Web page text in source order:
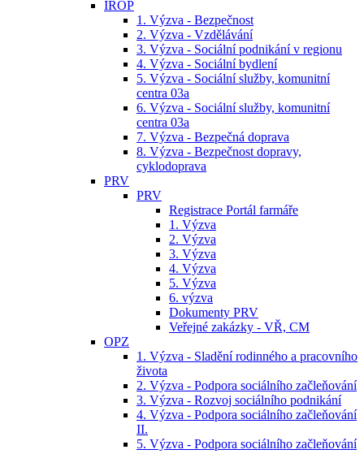
IROP
1. Výzva - Bezpečnost
2. Výzva - Vzdělávání
3. Výzva - Sociální podnikání v regionu
4. Výzva - Sociální bydlení
5. Výzva - Sociální služby, komunitní
centra 03a
6. Výzva - Sociální služby, komunitní
centra 03a
7. Výzva - Bezpečná doprava
8. Výzva - Bezpečnost dopravy,
cyklodoprava
PRV
PRV
Registrace Portál farmáře
1. Výzva
2. Výzva
3. Výzva
4. Výzva
5. Výzva
6. výzva
Dokumenty PRV
Veřejné zakázky - VŘ, CM
OPZ
1. Výzva - Sladění rodinného a pracovního
života
2. Výzva - Podpora sociálního začleňování
3. Výzva - Rozvoj sociálního podnikání
4. Výzva - Podpora sociálního začleňování
II.
5. Výzva - Podpora sociálního začleňování